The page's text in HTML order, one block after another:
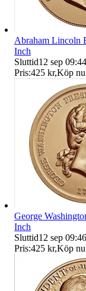
Abraham Lincoln
Inch
Sluttid12 sep 09:44
Pris:425 kr,Köp nu
George
Inch
Sluttid12 sep 09:46
Pris:425 kr,Köp nu